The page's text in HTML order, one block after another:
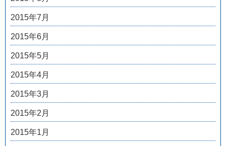
2015年7月
2015年6月
2015年5月
2015年4月
2015年3月
2015年2月
2015年1月